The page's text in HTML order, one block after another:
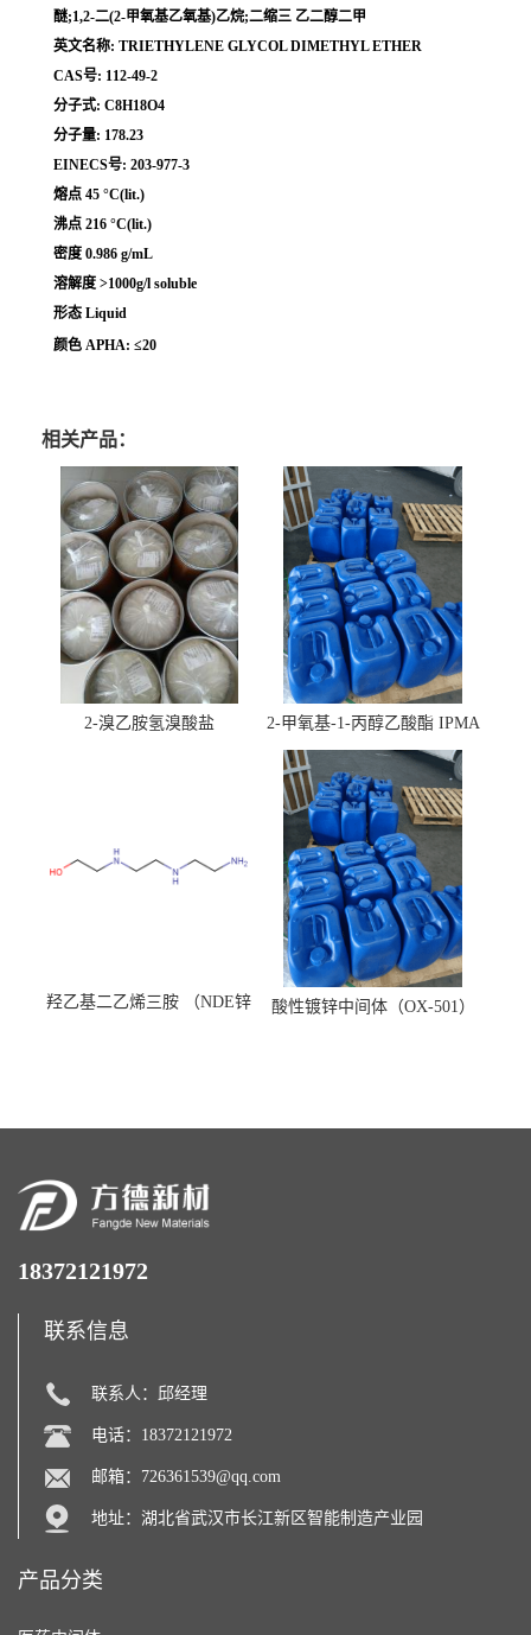
醚;1,2-二(2-甲氧基乙氧基)乙烷;二缩三 乙二醇二甲
英文名称: TRIETHYLENE GLYCOL DIMETHYL ETHER
CAS号: 112-49-2
分子式: C8H18O4
分子量: 178.23
EINECS号: 203-977-3
熔点 45 °C(lit.)
沸点 216 °C(lit.)
密度 0.986 g/mL
溶解度 >1000g/l soluble
形态 Liquid
颜色 APHA: ≤20
相关产品：
2-溴乙胺氢溴酸盐 2-甲氧基-1-丙醇乙酸酯 IPMA
羟乙基二乙烯三胺 （NDE锌
酸性镀锌中间体（OX-501）
18372121972
联系信息
联系人：邱经理
电话：18372121972
邮箱： 726361539@qq.com
地址：湖北省武汉市长江新区智能制造产业园
产品分类